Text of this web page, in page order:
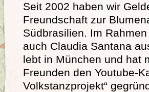
Seit 2002 haben wir
Freundschaft zur
Südbrasilien. Im
auch Claudia Santana
lebt in München und hat
Freunden den Youtube-
Volkstanzprojekt“